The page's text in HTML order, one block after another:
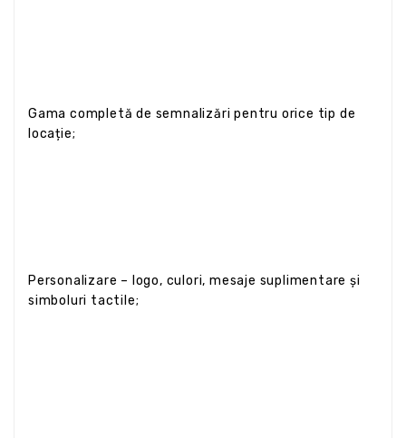
Gama completă de semnalizări pentru orice tip de
locație;
Personalizare – logo, culori, mesaje suplimentare și
simboluri tactile;